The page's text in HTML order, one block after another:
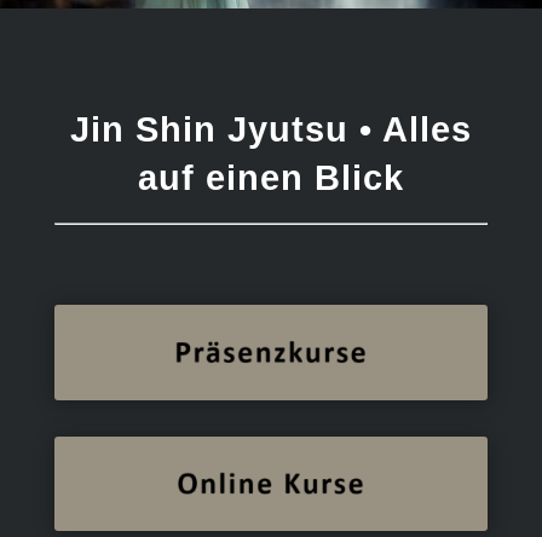
Jin Shin Jyutsu • Alles
auf einen Blick